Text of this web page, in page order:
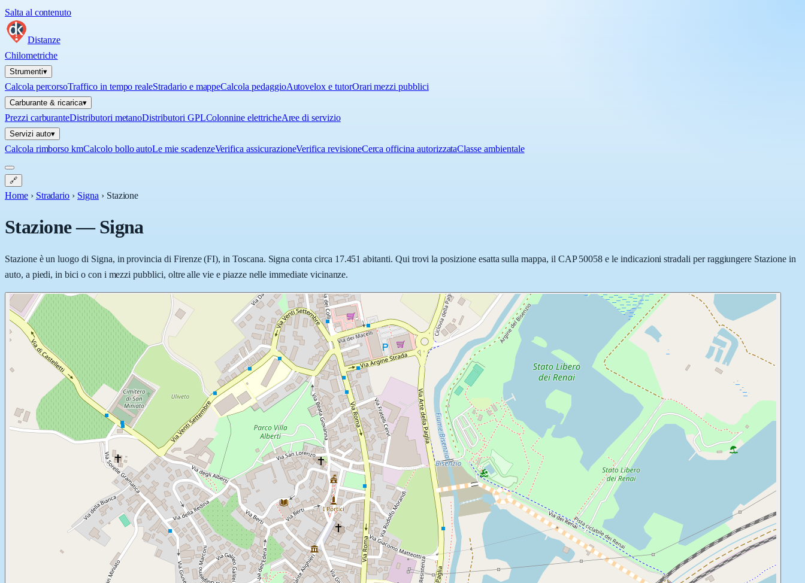
Salta al contenuto
Distanze
Chilometriche
Strumenti▾
Calcola percorsoTraffico in tempo realeStradario e mappeCalcola pedaggioAutovelox e tutorOrari mezzi pubblici
Carburante & ricarica▾
Prezzi carburanteDistributori metanoDistributori GPLColonnine elettricheAree di servizio
Servizi auto▾
Calcola rimborso kmCalcolo bollo autoLe mie scadenzeVerifica assicurazioneVerifica revisioneCerca officina autorizzataClasse ambientale
🔗
Home › Stradario › Signa › Stazione
Stazione—Signa
Stazione è un luogo di Signa, in provincia di Firenze (FI), in Toscana. Signa conta circa 17.451 abitanti. Qui trovi la posizione esatta sulla mappa, il CAP 50058 e le indicazioni stradali per raggiungere Stazione in
auto, a piedi, in bici o con i mezzi pubblici, oltre alle vie e piazze nelle immediate vicinanze.